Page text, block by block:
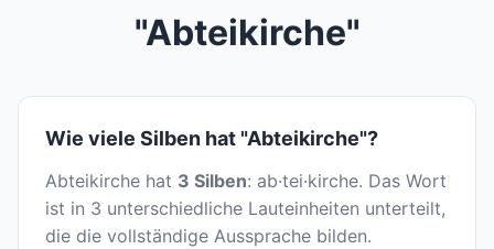
"Abteikirche"
Wie viele Silben hat "Abteikirche"?
Abteikirche hat 3 Silben: ab·tei·kirche. Das Wort
ist in 3 unterschiedliche Lauteinheiten unterteilt,
die die vollständige Aussprache bilden.